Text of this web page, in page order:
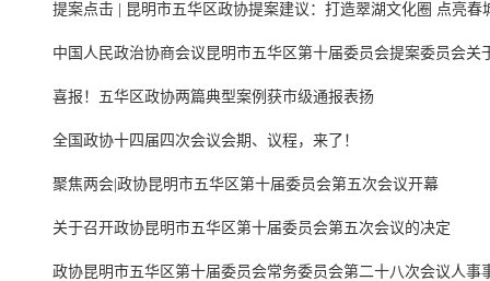
提案点击 | 昆明市五华区政协提案建议：打造翠湖文化圈 点亮春
中国人民政治协商会议昆明市五华区第十届委员会提案委员会关
喜报！五华区政协两篇典型案例获市级通报表扬
全国政协十四届四次会议会期、议程，来了！
聚焦两会|政协昆明市五华区第十届委员会第五次会议开幕
关于召开政协昆明市五华区第十届委员会第五次会议的决定
政协昆明市五华区第十届委员会常务委员会第二十八次会议人事